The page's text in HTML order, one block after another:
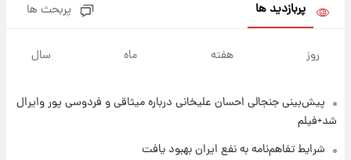
شد+فیلم
۱ روز پیش
پربازدید ها پربحث ها
روز هفته ماه سال
پیش‌بینی جنجالی احسان علیخانی درباره میثاقی و فردوسی پور وایرال
شد+فیلم
شرایط تفاهم‌نامه به نفع ایران بهبود یافت